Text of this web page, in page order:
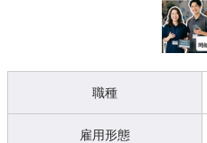
職種
雇用形態